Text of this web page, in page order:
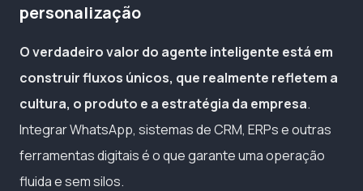
personalização
O verdadeiro valor do agente inteligente está em
construir fluxos únicos, que realmente refletem a
cultura, o produto e a estratégia da empresa.
Integrar WhatsApp, sistemas de CRM, ERPs e outras
ferramentas digitais é o que garante uma operação
fluida e sem silos.